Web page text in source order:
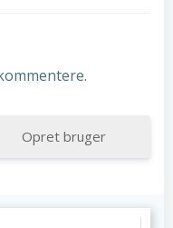
Opret bruger